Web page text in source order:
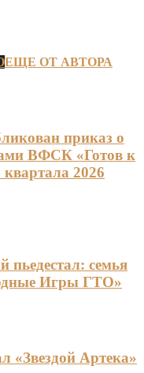
ЕЩЕ ОТ АВТОРА
приказ о
ВФСК «Готов к
2026
пьедестал: семья
Игры ГТО»
«Звездой Артека»